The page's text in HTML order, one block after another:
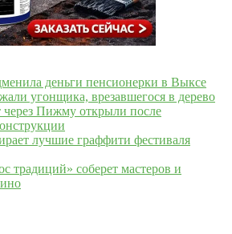
деньги пенсионерки в Выксе
угонщика, врезавшегося в дерево
Пижму открыли после
лучшие граффити фестиваля
традиций» соберет мастеров и